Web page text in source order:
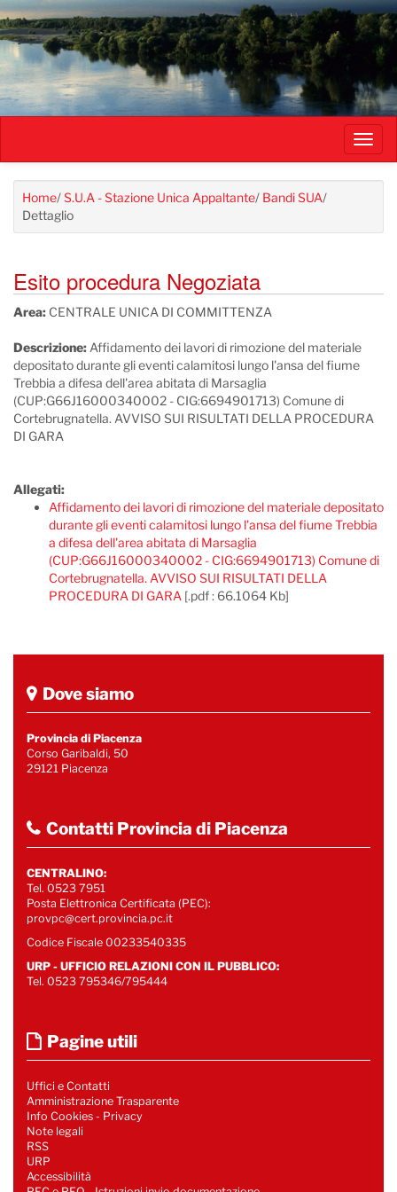
Salta
al
contenuto
principale
Home/S.U.A - Stazione Unica Appaltante/ Bandi SUA/
Dettaglio
Esito procedura Negoziata
Area: CENTRALE UNICA DI COMMITTENZA
Descrizione: Affidamento dei lavori di rimozione del materiale
depositato durante gli eventi calamitosi lungo l'ansa del fiume
Trebbia a difesa dell'area abitata di Marsaglia
(CUP:G66J16000340002 - CIG:6694901713) Comune di
Cortebrugnatella. AVVISO SUI RISULTATI DELLA PROCEDURA
DI GARA
Allegati:
Affidamento dei lavori di rimozione del materiale depositato
durante gli eventi calamitosi lungo l'ansa del fiume Trebbia
a difesa dell'area abitata di Marsaglia
(CUP:G66J16000340002 - CIG:6694901713) Comune di
Cortebrugnatella. AVVISO SUI RISULTATI DELLA
PROCEDURA DI GARA [.pdf : 66.1064 Kb]
Dove siamo
Provincia di Piacenza
Corso Garibaldi, 50
29121 Piacenza
Contatti Provincia di Piacenza
CENTRALINO:
Tel. 0523 7951
Posta Elettronica Certificata (PEC):
provpc@cert.provincia.pc.it
Codice Fiscale 00233540335
URP - UFFICIO RELAZIONI CON IL PUBBLICO:
Tel. 0523 795346/795444
Pagine utili
Uffici e Contatti
Amministrazione Trasparente
Info Cookies - Privacy
Note legali
RSS
URP
Accessibilità